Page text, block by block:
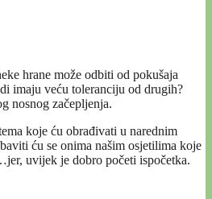
hrane može odbiti od pokušaja
imaju veću toleranciju od drugih?
nosnog začepljenja.
koje ću obrađivati u narednim
ću se onima našim osjetilima koje
uvijek je dobro početi ispočetka.